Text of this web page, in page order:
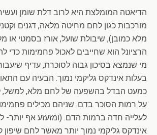
הדיאטה המומלצת היא לרוב דלת שומן
מורכבות כגון לחם מחיטה מלאה, דגנים
מלא כמובן), שיבולת שועל, אורז בסמטי או
הרציונל הוא שחייבים לאכול פחמימות כדי
מי שנמצא בסיכון גבוה לסוכרת, עדיף
בעלות אינדקס גליקמי נמוך. הבעיה עם
כמעט הבדל בהשפעה של לחם מלא, למשל,
על רמות הסוכר בדם. שניהם מכילים
לעלייה חדה ברמות הדם. (ומזעזע אף יותר-
אינדקס גליקמי נמוך יותר מאשר לחם שיפון